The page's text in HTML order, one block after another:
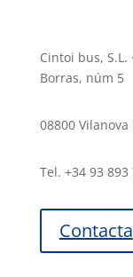
Cintoi bus, S.L.
Borras, núm 5
08800
Tel. +34 93
Contacta